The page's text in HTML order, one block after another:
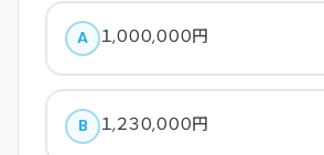
A １,０００,０００円
B １,２３０,０００円